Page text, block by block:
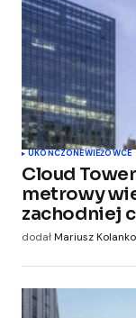
UKOŃCZONEWIEŻOWCE
Cloud
metrowy
zachodniej
dodałMariusz Kolanko